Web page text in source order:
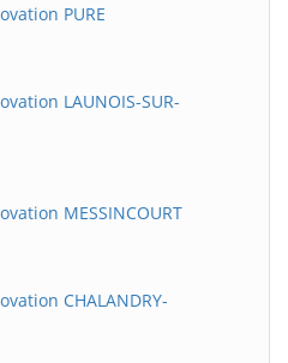
PURE
LAUNOIS-SUR-
MESSINCOURT
CHALANDRY-